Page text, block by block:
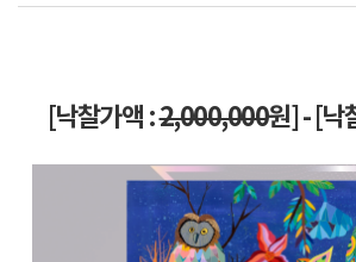
[낙찰가액 :2,000,000원] - [낙